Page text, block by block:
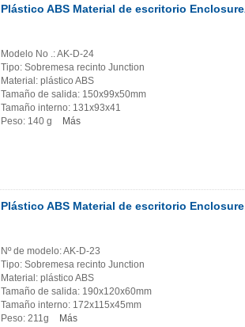
Plástico ABS Material de escritorio
Modelo No .: AK-D-24
Tipo: Sobremesa recinto Junction
Material: plástico ABS
Tamaño de salida: 150x99x50mm
Tamaño interno: 131x93x41
Peso: 140 g
Más
Plástico ABS Material de escritorio
Nº de modelo: AK-D-23
Tipo: Sobremesa recinto Junction
Material: plástico ABS
Tamaño de salida: 190x120x60mm
Tamaño interno: 172x115x45mm
Peso: 211g
Más